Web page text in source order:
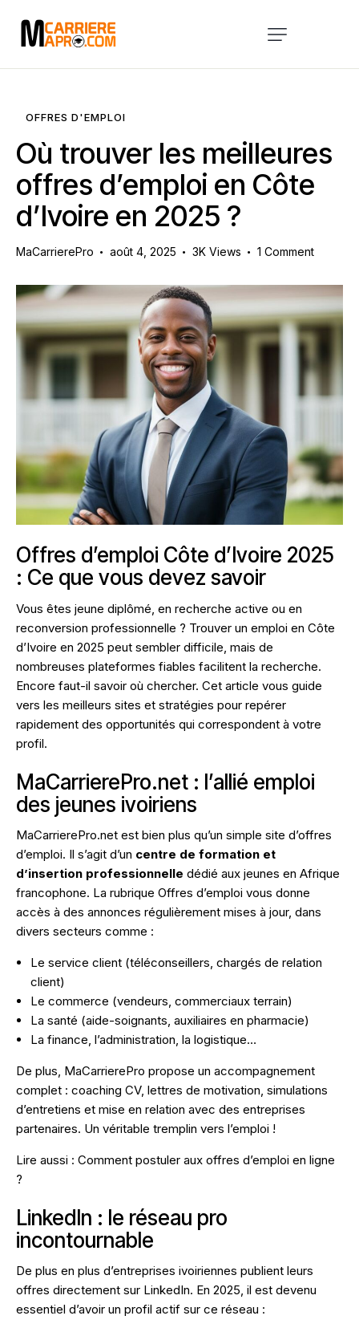
Accueil
A Propos
Blog
Évènements
Contact
OFFRES D'EMPLOI
Où trouver les meilleures
offres d’emploi en Côte
d’Ivoire en 2025 ?
MaCarrierePro août 4, 2025 3K Views 1 Comment
Offres d’emploi Côte d’Ivoire 2025
: Ce que vous devez savoir
Vous êtes jeune diplômé, en recherche active ou en
reconversion professionnelle ? Trouver un emploi en Côte
d’Ivoire en 2025 peut sembler difficile, mais de
nombreuses plateformes fiables facilitent la recherche.
Encore faut-il savoir où chercher. Cet article vous guide
vers les meilleurs sites et stratégies pour repérer
rapidement des opportunités qui correspondent à votre
profil.
MaCarrierePro.net : l’allié emploi
des jeunes ivoiriens
MaCarrierePro.net est bien plus qu’un simple site d’offres
d’emploi. Il s’agit d’un centre de formation et
d’insertion professionnelle dédié aux jeunes en Afrique
francophone. La rubrique Offres d’emploi vous donne
accès à des annonces régulièrement mises à jour, dans
divers secteurs comme :
Le service client (téléconseillers, chargés de relation
client)
Le commerce (vendeurs, commerciaux terrain)
La santé (aide-soignants, auxiliaires en pharmacie)
La finance, l’administration, la logistique…
De plus, MaCarrierePro propose un accompagnement
complet : coaching CV, lettres de motivation, simulations
d’entretiens et mise en relation avec des entreprises
partenaires. Un véritable tremplin vers l’emploi !
Lire aussi : Comment postuler aux offres d’emploi en ligne
?
LinkedIn : le réseau pro
incontournable
De plus en plus d’entreprises ivoiriennes publient leurs
offres directement sur LinkedIn. En 2025, il est devenu
essentiel d’avoir un profil actif sur ce réseau :